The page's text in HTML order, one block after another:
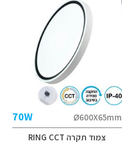
Ø600X65mm
70W
צמוד תקרה RING CCT